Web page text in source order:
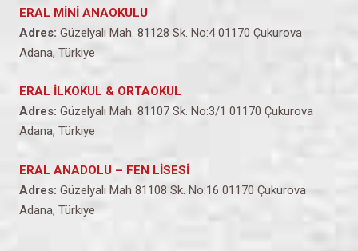
ERAL MİNİ ANAOKULU
Adres: Güzelyalı Mah. 81128 Sk. No:4 01170 Çukurova
Adana, Türkiye
ERAL İLKOKUL & ORTAOKUL
Adres: Güzelyalı Mah. 81107 Sk. No:3/1 01170 Çukurova
Adana, Türkiye
ERAL ANADOLU – FEN LİSESİ
Adres: Güzelyalı Mah 81108 Sk. No:16 01170 Çukurova
Adana, Türkiye